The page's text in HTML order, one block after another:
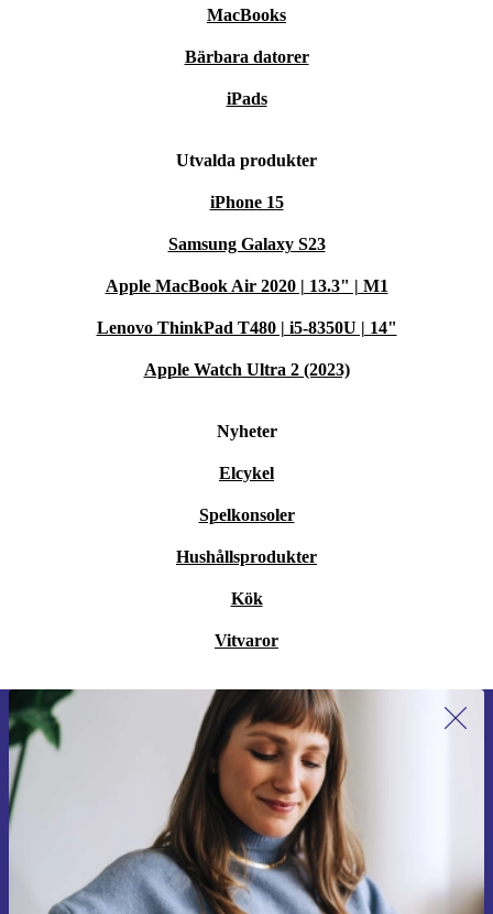
MacBooks
Bärbara datorer
iPads
Utvalda produkter
iPhone 15
Samsung Galaxy S23
Apple MacBook Air 2020 | 13.3" | M1
Lenovo ThinkPad T480 | i5-8350U | 14"
Apple Watch Ultra 2 (2023)
Nyheter
Elcykel
Spelkonsoler
Hushållsprodukter
Kök
Vitvaror
Anmäl dig till vårt nyhetsbrev för
första gången och spara 200 kr!
Missa aldrig ett erbjudande igen.